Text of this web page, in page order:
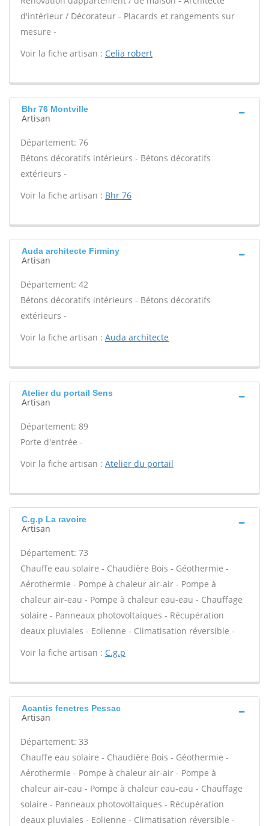
d'intérieur / Décorateur - Placards et rangements sur
mesure -
Voir la fiche artisan : Celia robert
Bhr 76 Montville
Artisan
Département: 76
Bétons décoratifs intérieurs - Bétons décoratifs
extérieurs -
Voir la fiche artisan : Bhr 76
Auda architecte Firminy
Artisan
Département: 42
Bétons décoratifs intérieurs - Bétons décoratifs
extérieurs -
Voir la fiche artisan : Auda architecte
Atelier du portail Sens
Artisan
Département: 89
Porte d'entrée -
Voir la fiche artisan : Atelier du portail
C.g.p La ravoire
Artisan
Département: 73
Chauffe eau solaire - Chaudière Bois - Géothermie -
Aérothermie - Pompe à chaleur air-air - Pompe à
chaleur air-eau - Pompe à chaleur eau-eau - Chauffage
solaire - Panneaux photovoltaïques - Récupération
deaux pluviales - Eolienne - Climatisation réversible -
Voir la fiche artisan : C.g.p
Acantis fenetres Pessac
Artisan
Département: 33
Chauffe eau solaire - Chaudière Bois - Géothermie -
Aérothermie - Pompe à chaleur air-air - Pompe à
chaleur air-eau - Pompe à chaleur eau-eau - Chauffage
solaire - Panneaux photovoltaïques - Récupération
deaux pluviales - Eolienne - Climatisation réversible -